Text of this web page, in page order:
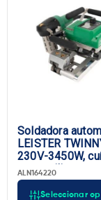
Seleccionar
Soldadora
LEISTER
230V-3450W,
corta, silicona,
UE
ALN164220